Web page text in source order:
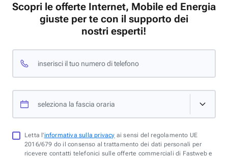
Scopri le offerte Internet, Mobile ed Energia
giuste per te con il supporto dei
nostri esperti!
inserisci il tuo numero di telefono
seleziona la fascia oraria
Letta l'informativa sulla privacy ai sensi del regolamento UE
2016/679 do il consenso al trattamento dei dati personali per
ricevere contatti telefonici sulle offerte commerciali di Fastweb e